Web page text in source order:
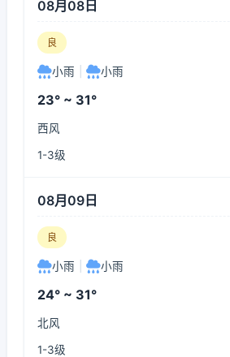
08月08日
良
小雨 小雨
23° ~ 31°
西风
1-3级
08月09日
良
小雨 小雨
24° ~ 31°
北风
1-3级